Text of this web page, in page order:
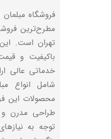
فروشگاه
مطرح‌ترین
تهران است.
باکیفیت و
خدماتی عالی
شامل انواع
محصولات این
طراحی مدرن
توجه به